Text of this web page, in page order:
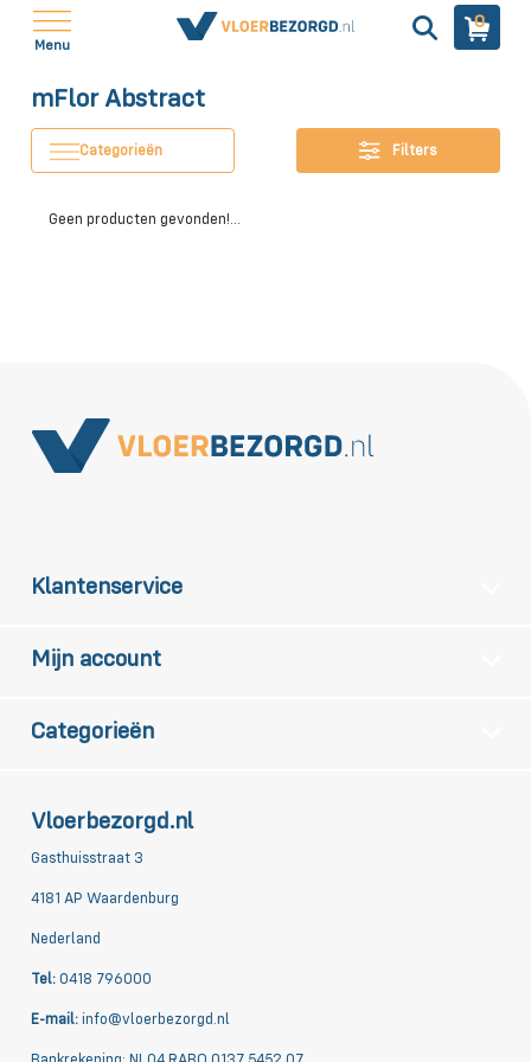
Menu
0
mFlor Abstract
Categorieën Filters
Geen producten gevonden!...
Vloerbezorgd.nl
Gasthuisstraat 3
4181 AP Waardenburg
Nederland
Tel: 0418 796000
E-mail: info@vloerbezorgd.nl
Klantenservice
Mijn account
Categorieën